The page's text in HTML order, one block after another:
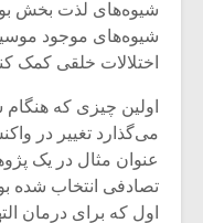
شیوه‌های لذت بخش
شیوه‌های موجود
اختلالات خلقی کمک
اولین چیزی که هنگام
می‌گذارد تغییر در
عنوان مثال در یک
تصادفی انتخاب شده
اول که برای درمان
متن
شیش و